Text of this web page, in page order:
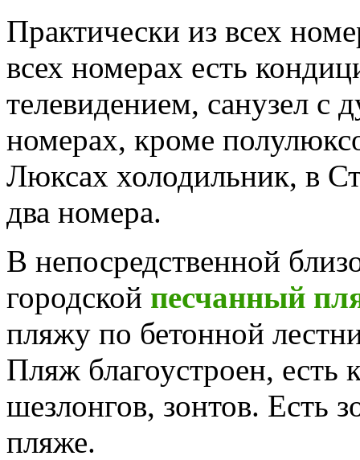
Практически из всех
всех номерах есть
телевидением, санузел с
номерах, кроме
Люксах холодильник, в
два номера.
В непосредственной
городской песчанный
пляжу по бетонной
Пляж благоустроен, есть
шезлонгов, зонтов. Есть
пляже.